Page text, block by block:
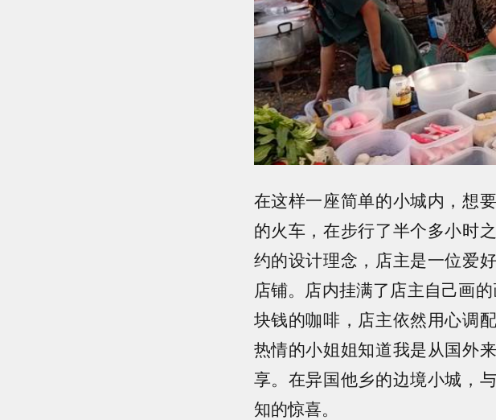
在这样一座简单的小城内，想
的火车，在步行了半个多小时
约的设计理念，店主是一位爱
店铺。店内挂满了店主自己画
块钱的咖啡，店主依然用心调
热情的小姐姐知道我是从国外
享。在异国他乡的边境小城，
知的惊喜。